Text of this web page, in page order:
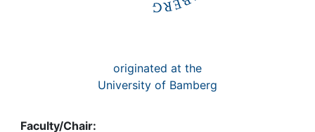
originated at the
University of Bamberg
Faculty/Chair: